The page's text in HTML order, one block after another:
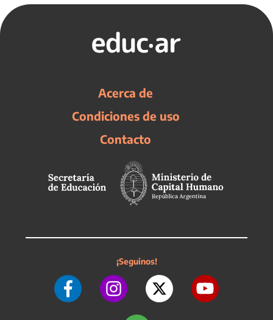
Acerca de
Condiciones de uso
Contacto
¡Seguinos!